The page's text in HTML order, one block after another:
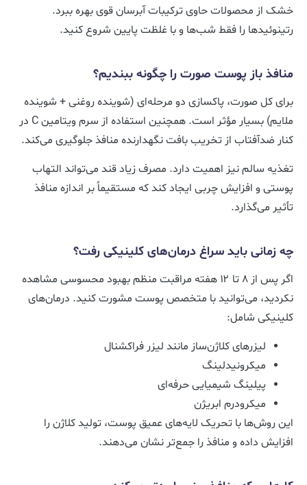
خشک از محصولات حاوی ترکیبات آبرسان قوی بهره ببرد.
رتینوئیدها را فقط شب‌ها و با غلظت پایین شروع کنید.
منافذ باز پوست صورت را چگونه ببندیم؟
برای کل صورت، پاکسازی دو مرحله‌ای (شوینده روغنی + شوینده
ملایم) بسیار مؤثر است. همچنین استفاده از سرم ویتامین C در
کنار ضدآفتاب از تخریب بافت نگهدارنده منافذ جلوگیری می‌کند.
تغذیه سالم نیز اهمیت دارد. مصرف زیاد قند می‌تواند التهاب
پوستی و افزایش چربی ایجاد کند که مستقیماً بر اندازه منافذ
تأثیر می‌گذارد.
چه زمانی باید سراغ درمان‌های کلینیکی رفت؟
اگر پس از ۸ تا ۱۲ هفته مراقبت منظم بهبود محسوسی مشاهده
نکردید، می‌توانید با متخصص پوست مشورت کنید. درمان‌های
کلینیکی شامل:
لیزرهای کلاژن‌ساز مانند لیزر فراکشنال
میکرونیدلینگ
پیلینگ شیمیایی حرفه‌ای
میکرودرم ابریژن
این روش‌ها با تحریک لایه‌های عمیق پوست، تولید کلاژن را
افزایش داده و منافذ را جمع‌تر نشان می‌دهند.